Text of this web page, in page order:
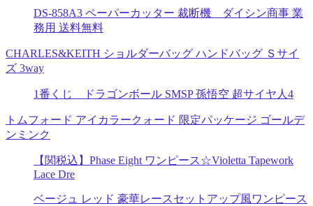
DS-858A3 ペーパーカッター 裁断機 ダイシン商事 業
務用 送料無料
CHARLES&KEITH ショルダーバッグ ハンドバッグ Ｓサイ
ズ 3way
1番くじ ドラゴンボール SMSP 孫悟空 超サイヤ人4
トムフォード アイカラークォード 限定パッケージ ゴールデ
ンミンク
【関税込】Phase Eight ワンピース☆Violetta Tapework
Lace Dre
ベージュ レッド 豪華レースセットアップ風ワンピース